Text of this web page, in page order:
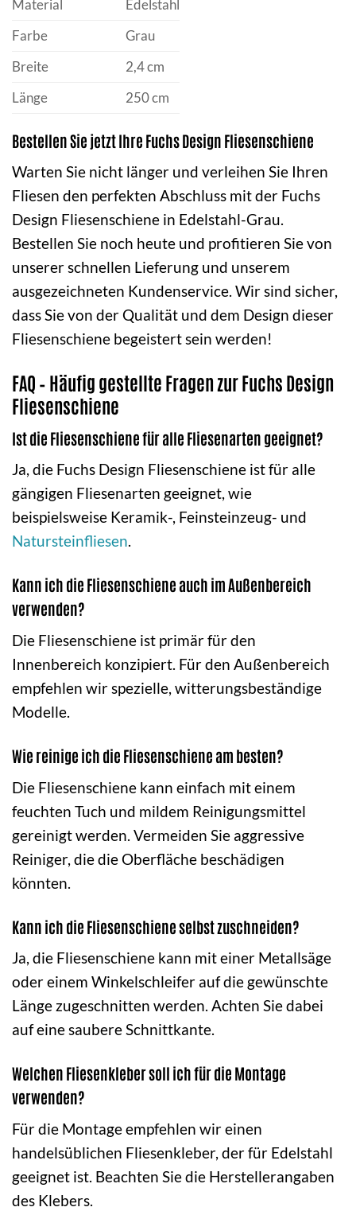
Material
Edelstahl
Farbe
Grau
Breite
2,4 cm
Länge
250 cm
Bestellen Sie jetzt Ihre Fuchs Design Fliesenschiene
Warten Sie nicht länger und verleihen Sie Ihren
Fliesen den perfekten Abschluss mit der Fuchs
Design Fliesenschiene in Edelstahl-Grau.
Bestellen Sie noch heute und profitieren Sie von
unserer schnellen Lieferung und unserem
ausgezeichneten Kundenservice. Wir sind sicher,
dass Sie von der Qualität und dem Design dieser
Fliesenschiene begeistert sein werden!
FAQ – Häufig gestellte Fragen zur Fuchs Design
Fliesenschiene
Ist die Fliesenschiene für alle Fliesenarten geeignet?
Ja, die Fuchs Design Fliesenschiene ist für alle
gängigen Fliesenarten geeignet, wie
beispielsweise Keramik-, Feinsteinzeug- und
Natursteinfliesen.
Kann ich die Fliesenschiene auch im Außenbereich
verwenden?
Die Fliesenschiene ist primär für den
Innenbereich konzipiert. Für den Außenbereich
empfehlen wir spezielle, witterungsbeständige
Modelle.
Wie reinige ich die Fliesenschiene am besten?
Die Fliesenschiene kann einfach mit einem
feuchten Tuch und mildem Reinigungsmittel
gereinigt werden. Vermeiden Sie aggressive
Reiniger, die die Oberfläche beschädigen
könnten.
Kann ich die Fliesenschiene selbst zuschneiden?
Ja, die Fliesenschiene kann mit einer Metallsäge
oder einem Winkelschleifer auf die gewünschte
Länge zugeschnitten werden. Achten Sie dabei
auf eine saubere Schnittkante.
Welchen Fliesenkleber soll ich für die Montage
verwenden?
Für die Montage empfehlen wir einen
handelsüblichen Fliesenkleber, der für Edelstahl
geeignet ist. Beachten Sie die Herstellerangaben
des Klebers.